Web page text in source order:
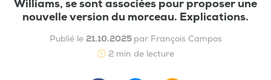
Williams, se sont associées pour proposer une
nouvelle version du morceau. Explications.
Publié le 21.10.2025 par François Campos
2 min de lecture